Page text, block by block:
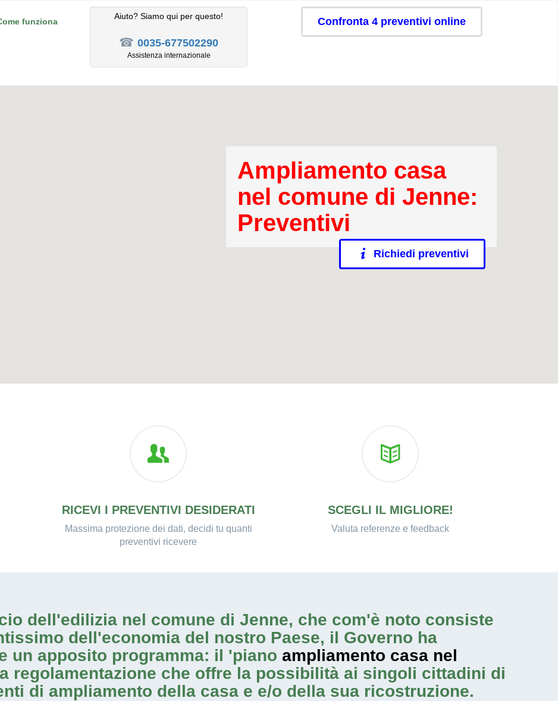
funziona
Aiuto? Siamo qui per questo!
☎ 0035-677502290
Assistenza internazionale
Confronta 4 preventivi online
Ampliamento casa
nel comune di Jenne:
Preventivi
Richiedi preventivi
RICEVI I PREVENTIVI DESIDERATI
Massima protezione dei dati, decidi tu quanti
preventivi ricevere
SCEGLI IL MIGLIORE!
Valuta referenze e feedback
dell'edilizia nel comune di Jenne, che com'è noto consiste
dell'economia del nostro Paese, il Governo ha
un apposito programma: il 'piano ampliamento casa nel
regolamentazione che offre la possibilità ai singoli cittadini di
di ampliamento della casa e e/o della sua ricostruzione.